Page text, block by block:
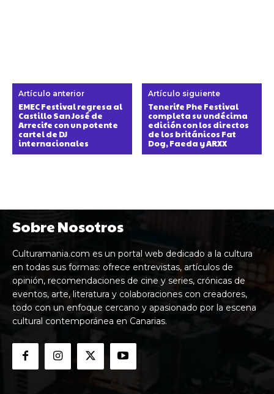
Artículo anterior
EMEC Festival regresa al
Castillo San José de
Arrecife con un potente
cartel de DJ
internacionales
Artículo siguiente
Tenerife Phe Festival
completa su undécima
edición con los directos
de los británicos Fat
Dog, Faeda y ARXX
Sobre Nosotros
Culturamania.com es un portal web dedicado a la cultura
en todas sus formas: ofrece entrevistas, artículos de
opinión, recomendaciones de cine y series, crónicas de
eventos, arte, literatura y colaboraciones con creadores,
todo con un enfoque cercano y apasionado por la escena
cultural contemporánea en Canarias.